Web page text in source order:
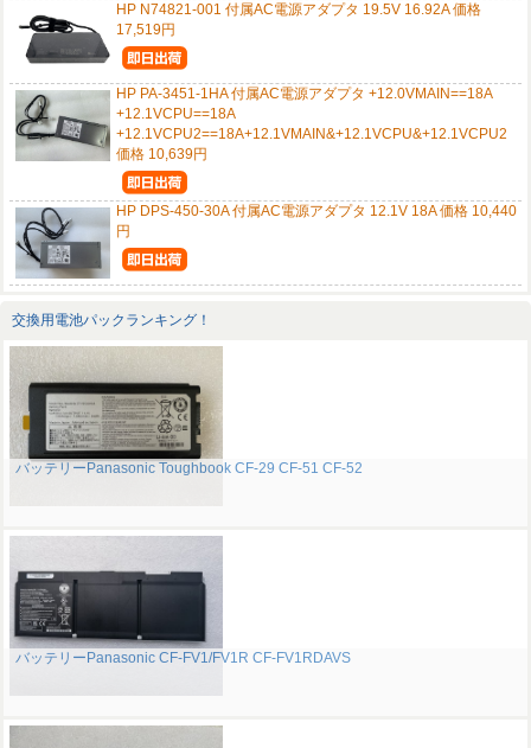
HP N74821-001 付属AC電源アダプタ 19.5V 16.92A 価格
17,519円
HP PA-3451-1HA 付属AC電源アダプタ +12.0VMAIN==18A
+12.1VCPU==18A
+12.1VCPU2==18A+12.1VMAIN&+12.1VCPU&+12.1VCPU2
価格 10,639円
HP DPS-450-30A 付属AC電源アダプタ 12.1V 18A 価格 10,440
円
交換用電池パックランキング！
バッテリーPanasonic Toughbook CF-29 CF-51 CF-52
バッテリーPanasonic CF-FV1/FV1R CF-FV1RDAVS